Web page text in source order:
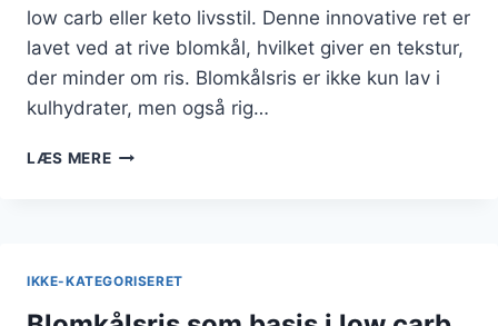
low carb eller keto livsstil. Denne innovative ret er
lavet ved at rive blomkål, hvilket giver en tekstur,
der minder om ris. Blomkålsris er ikke kun lav i
kulhydrater, men også rig…
LÆS MEREBLOMKÅLSRIS
IKKE-KATEGORISERET